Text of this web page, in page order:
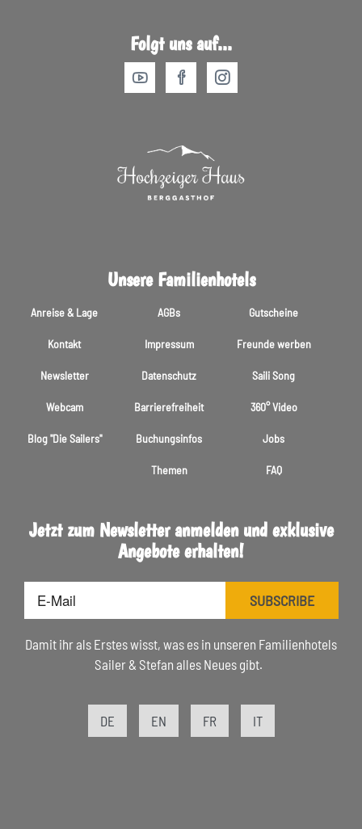
Folgt uns auf...
Unsere Familienhotels
Anreise & Lage
Kontakt
Newsletter
Webcam
Blog "Die Sailers"
AGBs
Impressum
Datenschutz
Barrierefreiheit
Buchungsinfos
Themen
Gutscheine
Freunde werben
Saili Song
360° Video
Jobs
FAQ
Jetzt zum Newsletter anmelden und exklusive
Angebote erhalten!
SUBSCRIBE
Damit ihr als Erstes wisst, was es in unseren Familienhotels
Sailer & Stefan alles Neues gibt.
DE EN FR IT